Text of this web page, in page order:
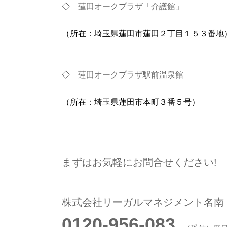
◇ 蓮田オークプラザ「介護館」
（所在：埼玉県蓮田市蓮田２丁目１５３番地
◇ 蓮田オークプラザ駅前温泉館
（所在：埼玉県蓮田市本町３番５号）
まずはお気軽にお問合せください!
株式会社リーガルマネジメント名南